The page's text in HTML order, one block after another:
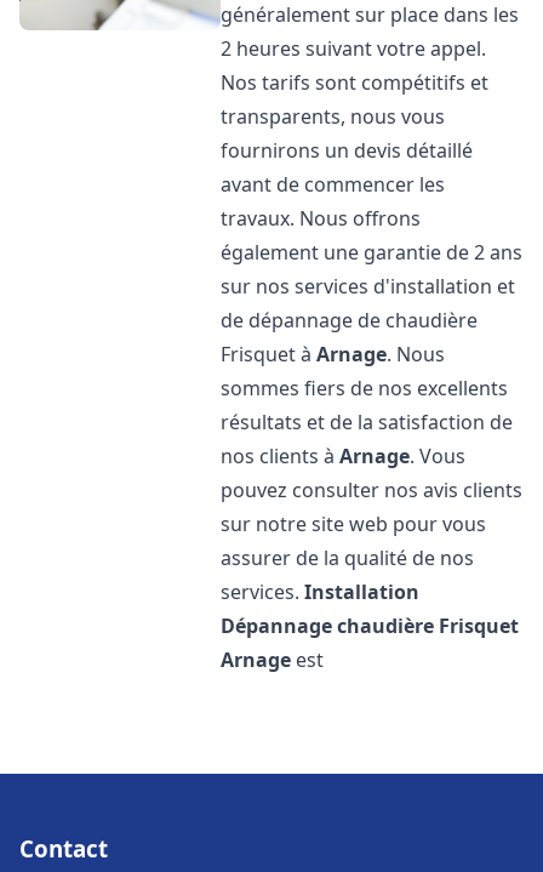
généralement sur place dans les
2 heures suivant votre appel.
Nos tarifs sont compétitifs et
transparents, nous vous
fournirons un devis détaillé
avant de commencer les
travaux. Nous offrons
également une garantie de 2 ans
sur nos services d'installation et
de dépannage de chaudière
Frisquet àArnage. Nous
sommes fiers de nos excellents
résultats et de la satisfaction de
nos clients àArnage. Vous
pouvez consulter nos avis clients
sur notre site web pour vous
assurer de la qualité de nos
services.Installation
Dépannage chaudière Frisquet
Arnage est
Contact